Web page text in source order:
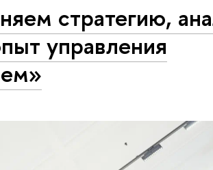
стратегию,
управления